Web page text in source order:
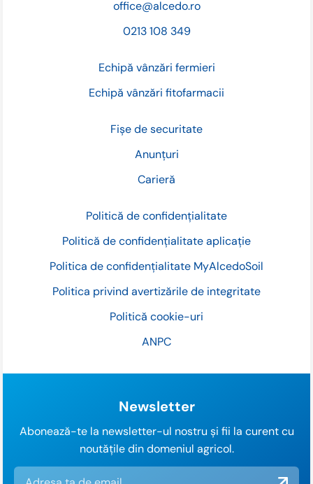
Fișe de securitate
Anunțuri
Carieră
Politică de confidențialitate
Politică de confidențialitate aplicație
Politica de confidențialitate MyAlcedoSoil
Politica privind avertizările de integritate
Politică cookie-uri
ANPC
office@alcedo.ro
0213 108 349
Echipă vânzări fermieri
Echipă vânzări fitofarmacii
Newsletter
Abonează-te la newsletter-ul nostru și fii la curent cu
noutățile din domeniul agricol.